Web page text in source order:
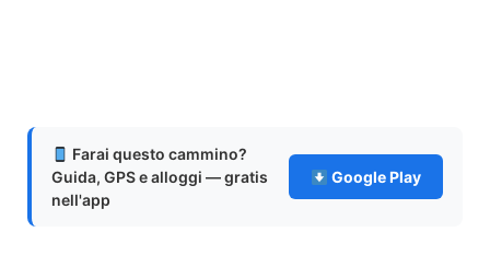
Farai questo cammino?
Guida, GPS e alloggi — gratis
nell'app
Google Play